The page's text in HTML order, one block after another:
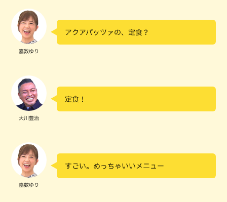
嘉数ゆり
アクアパッツァの、定食？
大川豊治
定食！
嘉数ゆり
すごい。めっちゃいいメニュー